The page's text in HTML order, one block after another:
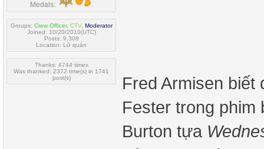
Medals:
Groups: Crew Officer, CTV, Moderator
Joined: 10/20/2010(UTC)
Posts: 9,308
Location: Lữ quán
Thanks: 4744 times
Was thanked: 2372 time(s) in 1741
post(s)
Fred Armisen biết
Fester trong phim
Burton tựa